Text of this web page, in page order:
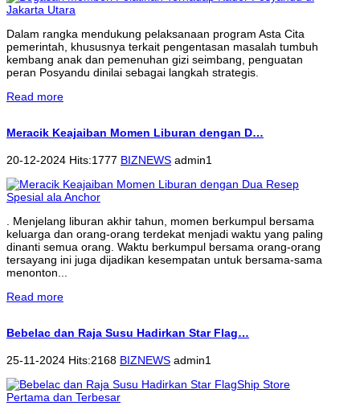
Dalam rangka mendukung pelaksanaan program Asta Cita
pemerintah, khususnya terkait pengentasan masalah tumbuh
kembang anak dan pemenuhan gizi seimbang, penguatan
peran Posyandu dinilai sebagai langkah strategis.
Read more
Meracik Keajaiban Momen Liburan dengan D…
20-12-2024 Hits:1777 BIZNEWS admin1
. Menjelang liburan akhir tahun, momen berkumpul bersama
keluarga dan orang-orang terdekat menjadi waktu yang paling
dinanti semua orang. Waktu berkumpul bersama orang-orang
tersayang ini juga dijadikan kesempatan untuk bersama-sama
menonton...
Read more
Bebelac dan Raja Susu Hadirkan Star Flag…
25-11-2024 Hits:2168 BIZNEWS admin1